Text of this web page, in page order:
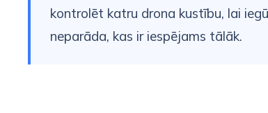
kontrolēt katru drona kustību, lai
neparāda, kas ir iespējams tālāk.